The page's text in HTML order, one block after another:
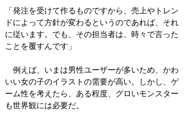
「発注を受けて作るものですから、売上やトレン
ドによって方針が変わるというのであれば、それ
に従います。でも、その担当者は、時々で言った
ことを覆すんです」
例えば、いまは男性ユーザーが多いため、かわ
いい女の子のイラストの需要が高い。しかし、ゲ
ーム性を考えたら、ある程度、グロいモンスター
も世界観には必要だ。